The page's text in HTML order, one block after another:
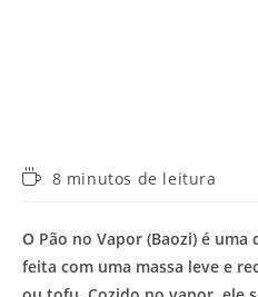
Tempo8 minutos de leitura
O Pão no Vapor (Baozi) é
feita com uma massa leve e